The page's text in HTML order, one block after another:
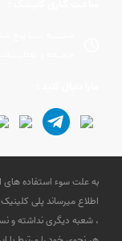
به علت سوء استفاده های
اطلاع میرساند پلی
، شعبه دیگری نداشته و